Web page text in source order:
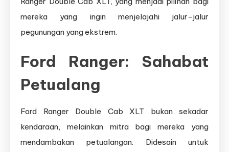
mereka yang ingin menjelajahi jalur-jalur
pegunungan yang ekstrem.
Ford Ranger: Sahabat
Petualang
Ford Ranger Double Cab XLT bukan sekadar
kendaraan, melainkan mitra bagi mereka yang
mendambakan petualangan. Didesain untuk